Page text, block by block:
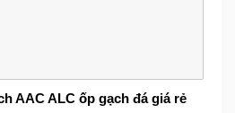
AAC ALC ốp gạch đá giá rẻ